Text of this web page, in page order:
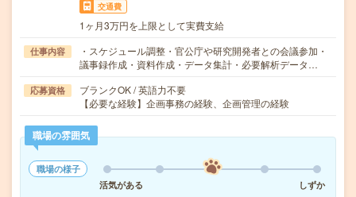
交通費
1ヶ月3万円を上限として実費支給
仕事内容
・スケジュール調整・官公庁や研究開発者との会議参加・
議事録作成・資料作成・データ集計・必要解析データ…
応募資格
ブランクOK / 英語力不要
【必要な経験】企画事務の経験、企画管理の経験
職場の雰囲気
職場の様子
活気がある
しずか